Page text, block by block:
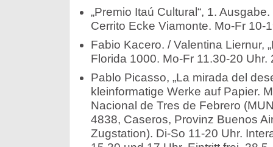
„Premio Itaú Cultural“, 1.
Cerrito Ecke Viamonte. Mo-Fr 10-
Fabio Kacero. / Valentina Liernur,
Florida 1000. Mo-Fr 11.30-20 Uhr.
Pablo Picasso, „La mirada del
kleinformatige Werke auf Papier.
Nacional de Tres de Febrero
4838, Caseros, Provinz Buenos
Zugstation). Di-So 11-20 Uhr.